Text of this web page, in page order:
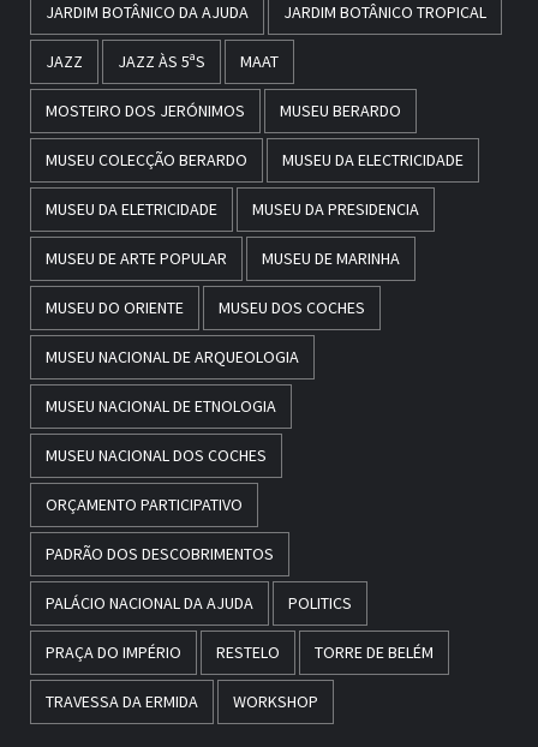
JARDIM BOTÂNICO DA AJUDA JARDIM BOTÂNICO TROPICAL
JAZZ JAZZ ÀS 5ªS MAAT
MOSTEIRO DOS JERÓNIMOS MUSEU BERARDO
MUSEU COLECÇÃO BERARDO MUSEU DA ELECTRICIDADE
MUSEU DA ELETRICIDADE MUSEU DA PRESIDENCIA
MUSEU DE ARTE POPULAR MUSEU DE MARINHA
MUSEU DO ORIENTE MUSEU DOS COCHES
MUSEU NACIONAL DE ARQUEOLOGIA
MUSEU NACIONAL DE ETNOLOGIA
MUSEU NACIONAL DOS COCHES
ORÇAMENTO PARTICIPATIVO
PADRÃO DOS DESCOBRIMENTOS
PALÁCIO NACIONAL DA AJUDA POLITICS
PRAÇA DO IMPÉRIO RESTELO TORRE DE BELÉM
TRAVESSA DA ERMIDA WORKSHOP